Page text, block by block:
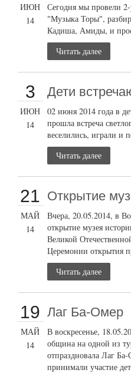
ИЮН
14
Сегодня мы провели
"Музыка Торы",
Кадиша, Амиды, и
Читать далее
3
ИЮН
14
Дети
02 июня 2014 года в
прошла встреча
веселились, играли и
Читать далее
21
МАЙ
14
Открытие
Вчера, 20.05.2014, в
открытие музея
Великой
Церемонии открытия
Читать далее
19
МАЙ
14
Лаг Ба-Омер
В воскресенье,
община на одной из
отпраздновала Лаг
принимали участие